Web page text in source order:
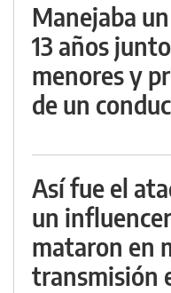
Manejaba
13 años
menores y
de un
Así fue el
un
mataron en
transmisión